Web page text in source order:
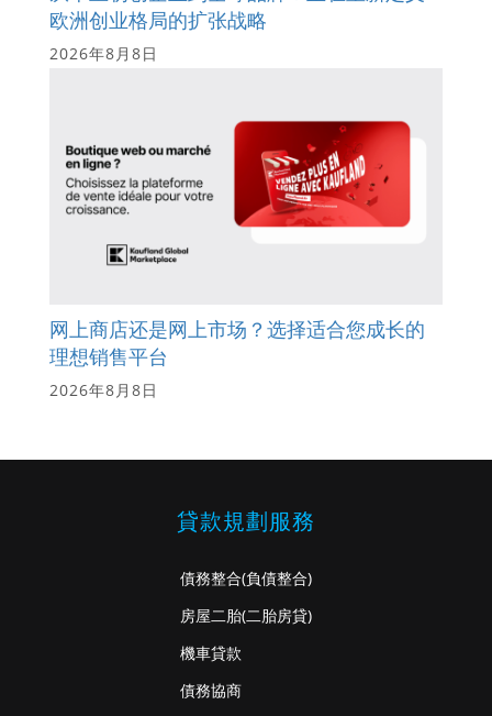
欧洲创业格局的扩张战略
2026年8月8日
网上商店还是网上市场？选择适合您成长的
理想销售平台
2026年8月8日
貸款規劃服務
債務整合(負債整合)
房屋二胎(二胎房貸)
機車貸款
債務協商